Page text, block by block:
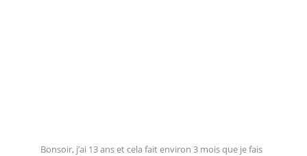
Bonsoir, j’ai 13 ans et cela fait environ 3 mois que je fais